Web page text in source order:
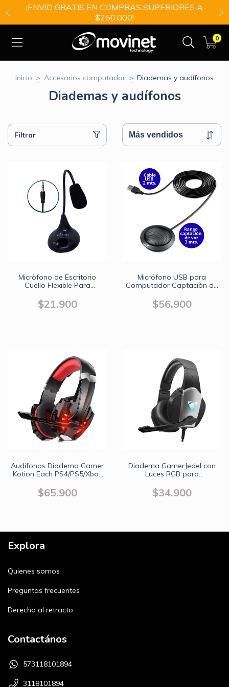
¡ENVIO GRATIS EN COMPRAS SUPERIORES A
$250.000!
0
Inicio > Accesorios computador > Diademas y audífonos
Diademas y audífonos
Filtrar
Micròfono de Escritorio
Cuello Flexible Para
$21.900
Micrófono USB para
Computador Captaciòn de
$56.900
Audifonos Diadema Gamer
Kotion Each PS4/PS5/Xbox
PC/Celular/Tablet
$65.900
Diadema GamerJedel con
Luces RGB para
$34.900
Explora
Quienes somos
Preguntas frecuentes
Derecho al retracto
Contactános
573118101894
3118101894